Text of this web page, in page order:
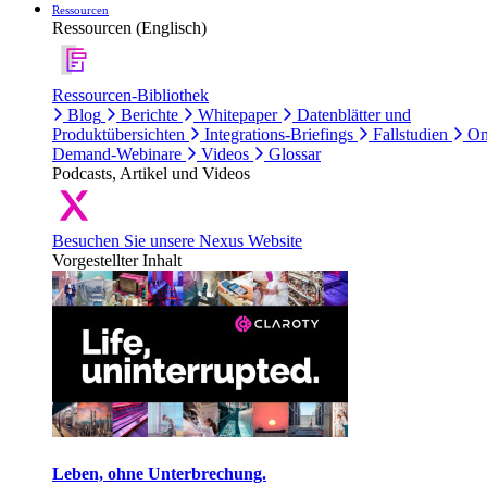
Ressourcen
Ressourcen (Englisch)
Ressourcen-Bibliothek
Blog
Berichte Whitepaper
Datenblätter und
Produktübersichten
Integrations-Briefings Fallstudien
Demand-Webinare
Videos
Glossar
Podcasts, Artikel und Videos
Besuchen Sie unsere Nexus Website
Vorgestellter Inhalt
Leben, ohne Unterbrechung.